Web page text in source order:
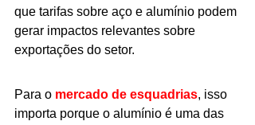
que tarifas sobre aço e alumínio podem
gerar impactos relevantes sobre
exportações do setor.
Para o mercado de esquadrias, isso
importa porque o alumínio é uma das